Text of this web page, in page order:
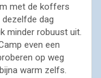
met de koffers
dag
minder robuust uit.
even een
op weg
warm zelfs.